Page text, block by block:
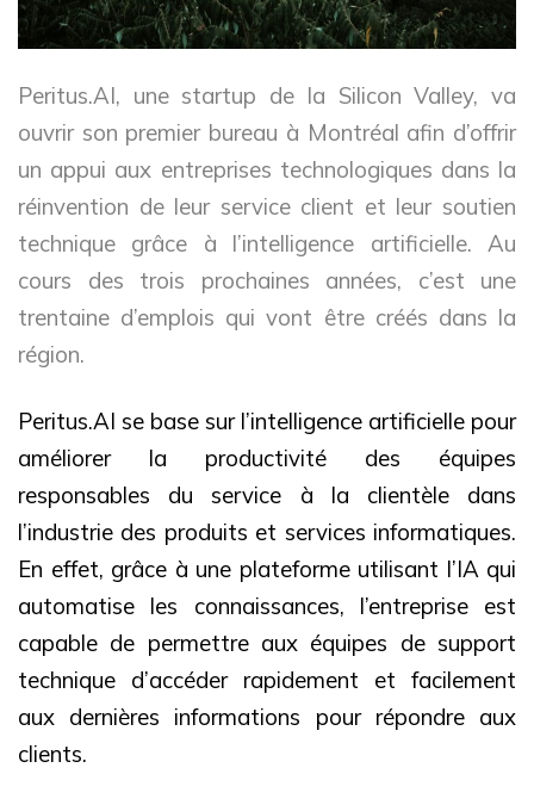
Peritus.AI, une startup de la Silicon Valley, va
ouvrir son premier bureau à Montréal afin d’offrir
un appui aux entreprises technologiques dans la
réinvention de leur service client et leur soutien
technique grâce à l’intelligence artificielle. Au
cours des trois prochaines années, c’est une
trentaine d’emplois qui vont être créés dans la
région.
Peritus.AI se base sur l’intelligence artificielle pour
améliorer la productivité des équipes
responsables du service à la clientèle dans
l’industrie des produits et services informatiques.
En effet, grâce à une plateforme utilisant l’IA qui
automatise les connaissances, l’entreprise est
capable de permettre aux équipes de support
technique d’accéder rapidement et facilement
aux dernières informations pour répondre aux
clients.